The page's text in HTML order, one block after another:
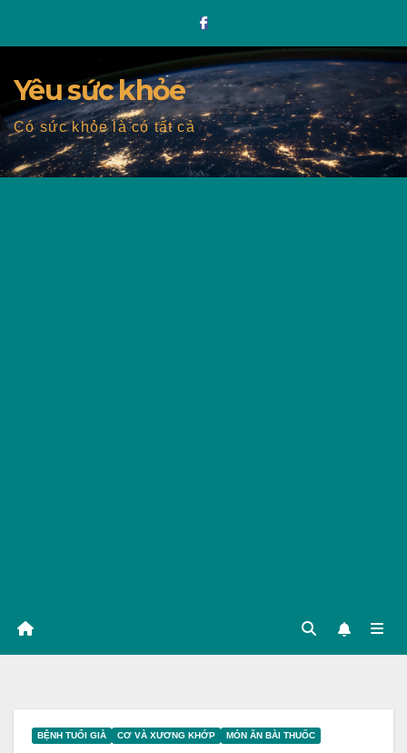
Yêu sức khỏe
Có sức khỏe là có tất cả
BỆNH TUỔI GIÀ CƠ VÀ XƯƠNG KHỚP MÓN ĂN BÀI THUỐC